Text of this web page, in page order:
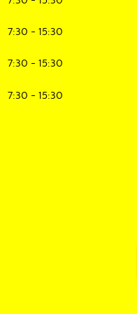
7:30 - 15:30
7:30 - 15:30
7:30 - 15:30